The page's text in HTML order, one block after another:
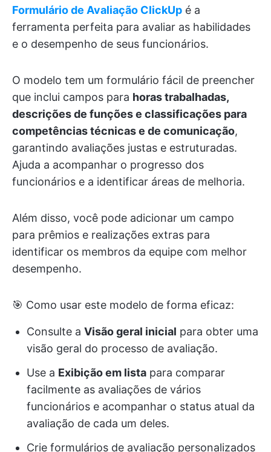
Formulário de Avaliação ClickUp é a
ferramenta perfeita para avaliar as habilidades
e o desempenho de seus funcionários.
O modelo tem um formulário fácil de preencher
que inclui campos para horas trabalhadas,
descrições de funções e classificações para
competências técnicas e de comunicação,
garantindo avaliações justas e estruturadas.
Ajuda a acompanhar o progresso dos
funcionários e a identificar áreas de melhoria.
Além disso, você pode adicionar um campo
para prêmios e realizações extras para
identificar os membros da equipe com melhor
desempenho.
🎯 Como usar este modelo de forma eficaz:
Consulte a Visão geral inicial para obter uma
visão geral do processo de avaliação.
Use a Exibição em lista para comparar
facilmente as avaliações de vários
funcionários e acompanhar o status atual da
avaliação de cada um deles.
Crie formulários de avaliação personalizados